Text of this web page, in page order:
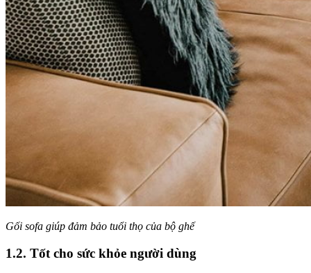
Gối sofa giúp đảm bảo tuổi thọ của bộ ghế
1.2. Tốt cho sức khỏe người dùng